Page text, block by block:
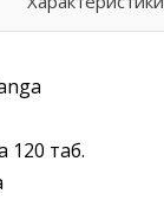
120 таб.